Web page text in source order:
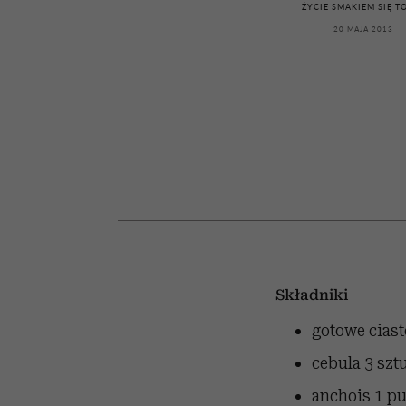
ŻYCIE SMAKIEM SIĘ
20 MAJA 2013
Składniki
gotowe
cebula 3
anchois 1